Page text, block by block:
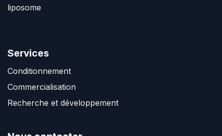
liposome
Services
Conditionnement
Commercialisation
Recherche et développement